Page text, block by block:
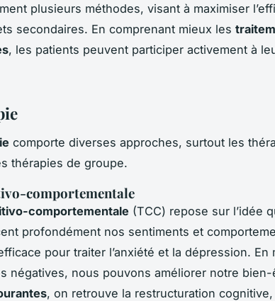
plusieurs méthodes, visant à maximiser
secondaires. En comprenant mieux les
, les patients peuvent participer activement à
comporte diverses approches, surtout les
thérapies de groupe.
comportementale
comportementale (TCC) repose sur l’idée
profondément nos sentiments et
pour traiter l’anxiété et la dépression. En
négatives, nous pouvons améliorer notre bien-
, on retrouve la restructuration cognitive,